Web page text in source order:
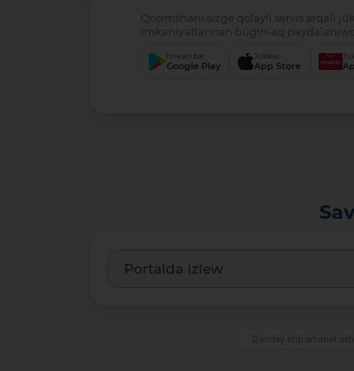
Qosımshanı sizge qolaylı servis arqalı
imkaniyatlarınan búgin-aq
Imkani bar
Google Play
Júklew
App Store
Qanday etip amanat